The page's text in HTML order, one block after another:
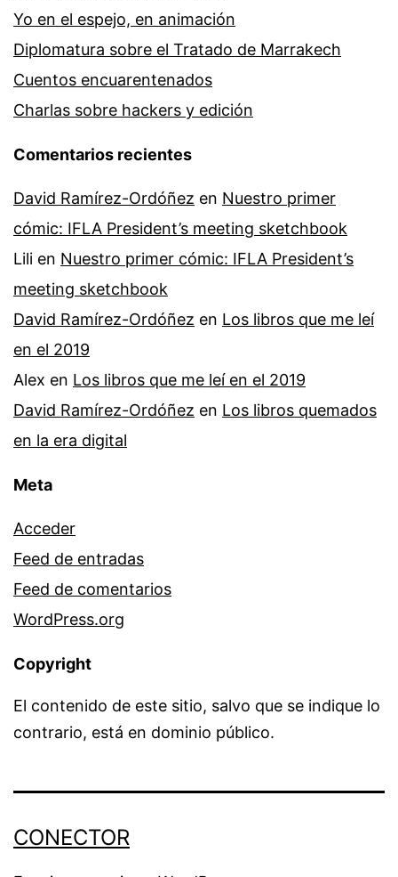
Yo en el espejo, en animación
Diplomatura sobre el Tratado de Marrakech
Cuentos encuarentenados
Charlas sobre hackers y edición
Comentarios recientes
David Ramírez-Ordóñez en Nuestro primer
cómic: IFLA President’s meeting sketchbook
Lili en Nuestro primer cómic: IFLA President’s
meeting sketchbook
David Ramírez-Ordóñez en Los libros que me leí
en el 2019
Alex en Los libros que me leí en el 2019
David Ramírez-Ordóñez en Los libros quemados
en la era digital
Meta
Acceder
Feed de entradas
Feed de comentarios
WordPress.org
Copyright
El contenido de este sitio, salvo que se indique lo
contrario, está en dominio público.
CONECTOR